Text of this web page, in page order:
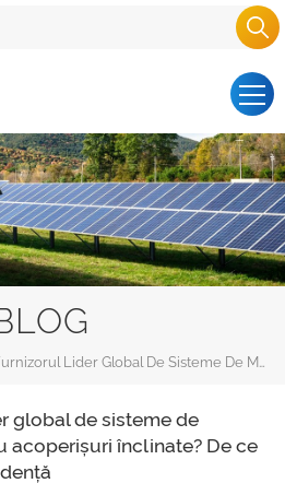
Căutați Furnizorul Lider Global De Sisteme De Montare Solară Pentru Acoperișuri Înclinate? De Ce Landpower Iese În Evidență
global de sisteme de
acoperișuri înclinate? De ce